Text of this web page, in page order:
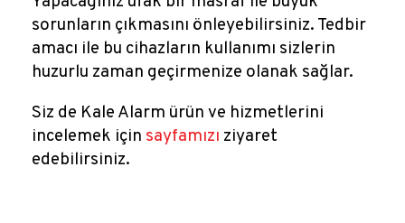
sorunların çıkmasını önleyebilirsiniz. Tedbir
amacı ile bu cihazların kullanımı sizlerin
huzurlu zaman geçirmenize olanak sağlar.
Siz de Kale Alarm ürün ve hizmetlerini
incelemek için sayfamızı ziyaret
edebilirsiniz.